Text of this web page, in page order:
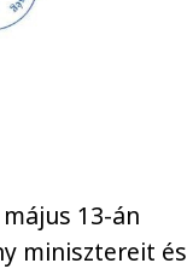
13-án
minisztereit és